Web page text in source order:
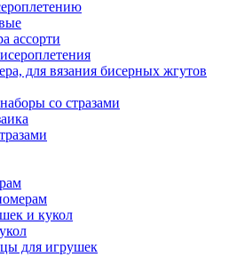
ассорти
для вязания бисерных жгутов
со стразами
и кукол
для игрушек